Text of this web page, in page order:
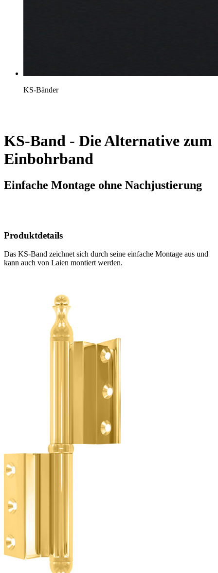
KS-Bänder
KS-Band - Die Alternative zum
Einbohrband
Einfache Montage ohne Nachjustierung
Produktdetails
Das KS-Band zeichnet sich durch seine einfache Montage aus und
kann auch von Laien montiert werden.